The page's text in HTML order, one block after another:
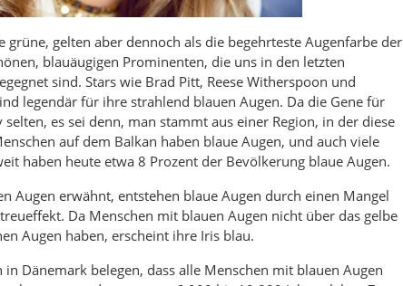
grüne, gelten aber dennoch als die begehrteste Augenfarbe der
blauäugigen Prominenten, die uns in den letzten
sind. Stars wie Brad Pitt, Reese Witherspoon und
legendär für ihre strahlend blauen Augen. Da die Gene für
es sei denn, man stammt aus einer Region, in der diese
auf dem Balkan haben blaue Augen, und auch viele
haben heute etwa 8 Prozent der Bevölkerung blaue Augen.
Augen erwähnt, entstehen blaue Augen durch einen Mangel
Da Menschen mit blauen Augen nicht über das gelbe
Augen haben, erscheint ihre Iris blau.
Dänemark belegen, dass alle Menschen mit blauen Augen